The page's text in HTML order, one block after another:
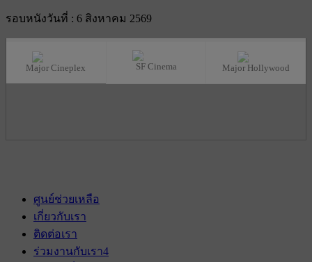
รอบหนังวันที่ : 6 สิงหาคม 2569
Major Cineplex SF Cinema Major Hollywood
ศูนย์ช่วยเหลือ
เกี่ยวกับเรา
ติดต่อเรา
ร่วมงานกับเรา4